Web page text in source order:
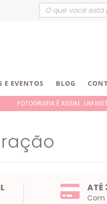
E EVENTOS BLOG
FOTOGRAFIA É ASSIM.. UM
ATÉ
Com